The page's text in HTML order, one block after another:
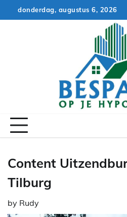
to
donderdag, augustus 6, 2026
Content
Tilburg
by Rudy